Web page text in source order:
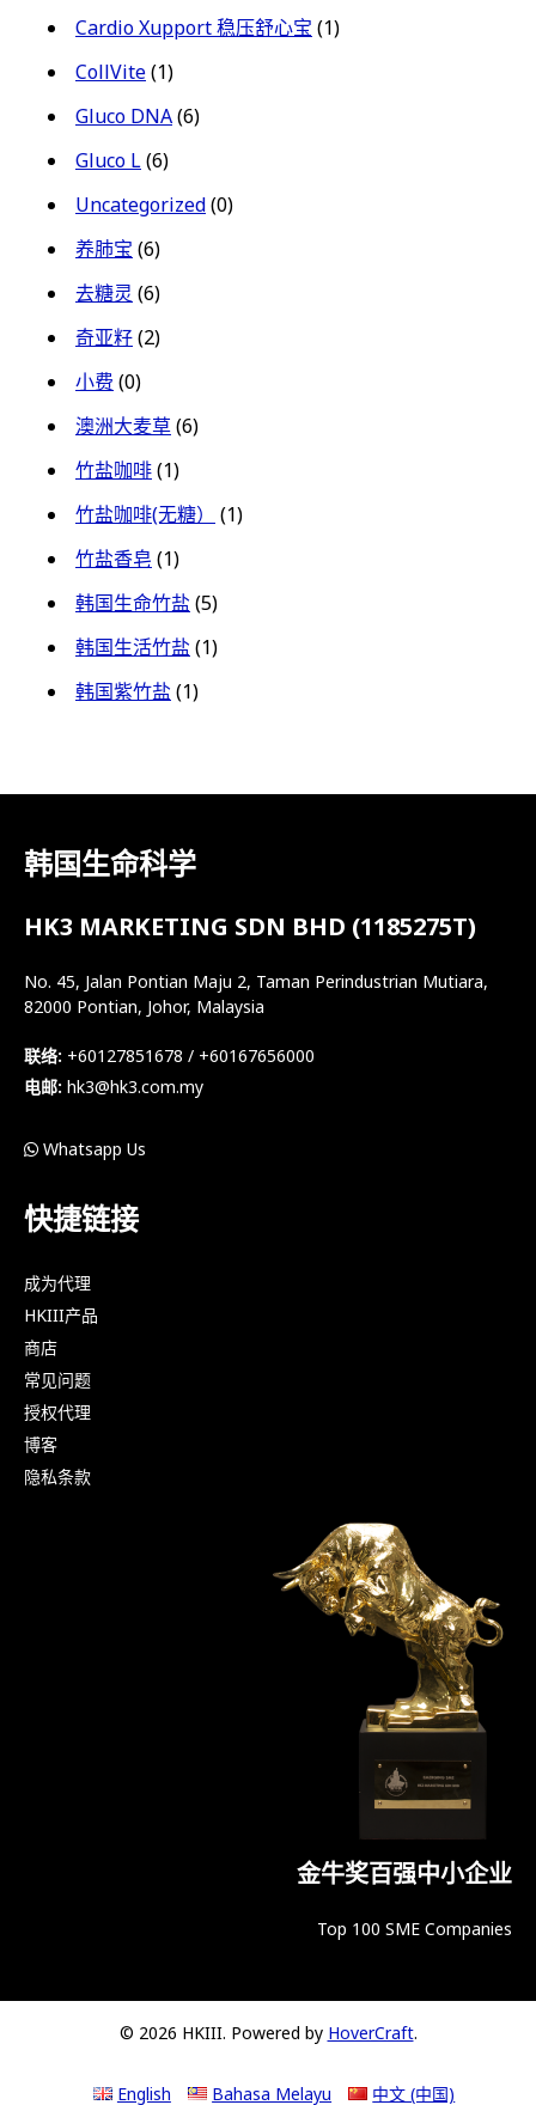
Cardio Xupport 稳压舒心宝 (1)
CollVite(1)
Gluco DNA(6)
Gluco L(6)
Uncategorized(0)
养肺宝 (6)
去糖灵(6)
奇亚籽(2)
小费 (0)
澳洲大麦草(6)
竹盐咖啡(1)
竹盐咖啡(无糖）
(1)
竹盐香皂 (1)
韩国生命竹盐(5)
韩国生活竹盐(1)
韩国紫竹盐(1)
韩国生命科学
HK3 MARKETING SDN BHD (1185275T)
No. 45, Jalan Pontian Maju 2, Taman Perindustrian Mutiara,
82000 Pontian, Johor, Malaysia
联络: +60127851678 / +60167656000
电邮: hk3@hk3.com.my
Whatsapp Us
快捷链接
成为代理
HKIII产品
商店
常见问题
授权代理
博客
隐私条款
金牛奖百强中小企业
Top 100 SME Companies
© 2026 HKIII. Powered by HoverCraft.
English Bahasa Melayu 中文 (中国)